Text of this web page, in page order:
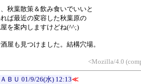
秋葉散策＆飲み食いでいいと
ば最近の変容した秋葉原の
を案内しますけどね(^^;)
屋も見つけました。結構穴場。
<Mozilla/4.0
ＢＵ 01/9/26(水) 12:13≪